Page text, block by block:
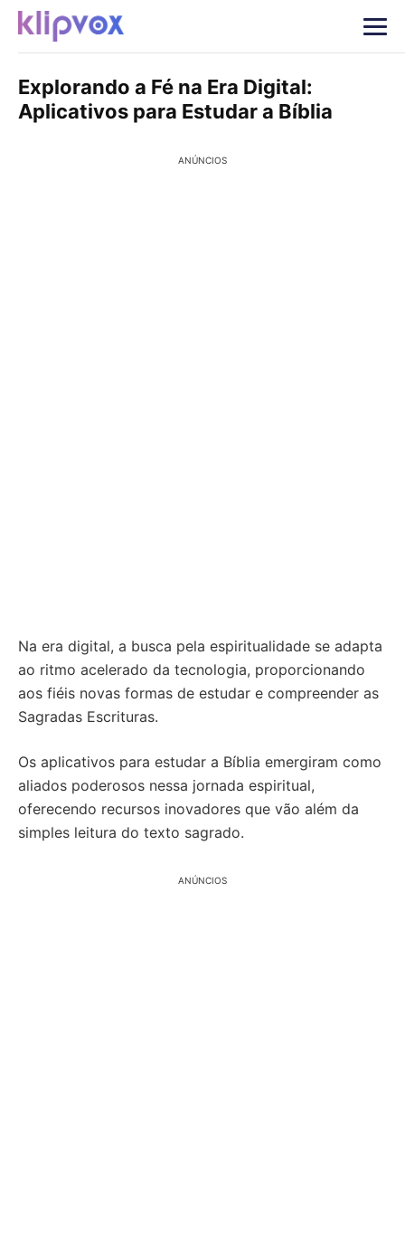
Explorando a Fé na Era Digital:
Aplicativos para Estudar a Bíblia
ANÚNCIOS
Na era digital, a busca pela espiritualidade se adapta
ao ritmo acelerado da tecnologia, proporcionando
aos fiéis novas formas de estudar e compreender as
Sagradas Escrituras.
Os aplicativos para estudar a Bíblia emergiram como
aliados poderosos nessa jornada espiritual,
oferecendo recursos inovadores que vão além da
simples leitura do texto sagrado.
ANÚNCIOS